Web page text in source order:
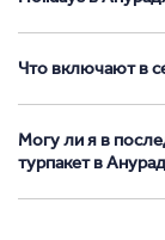
Что включают в
Могу ли я в
турпакет в